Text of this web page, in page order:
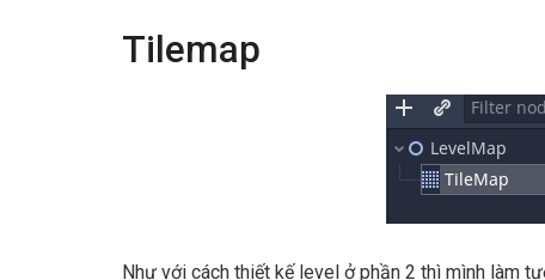
Tilemap
Như với cách thiết kế level ở phần 2 thì mình làm